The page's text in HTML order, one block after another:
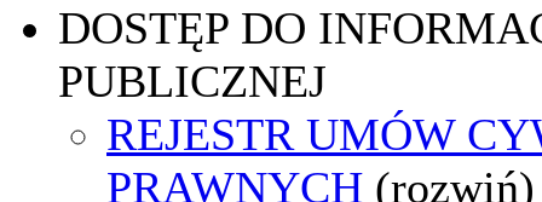
DOSTĘP DO
PUBLICZNEJ
REJESTR UMÓW
PRAWNYCH (rozwiń)